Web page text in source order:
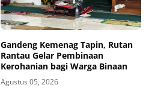
Gandeng Kemenag Tapin, Rutan
Rantau Gelar Pembinaan
Kerohanian bagi Warga Binaan
Agustus 05, 2026